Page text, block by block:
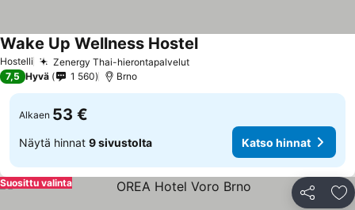
Hostelli Zenergy Thai-hierontapalvelut
Wake Up Wellness Hostel
7,5 Hyvä 1 560 Brno
Alkaen 53 €
Näytä hinnat 9 sivustolta Katso hinnat
Jaa
Suosittu valinta